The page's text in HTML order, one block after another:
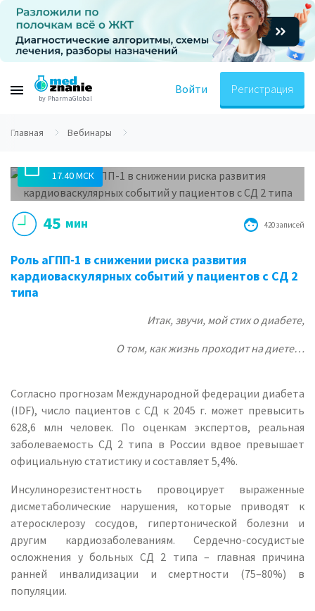
by PharmaGlobal
Войти Регистрация
Главная Вебинары
17.40 МСК
45 мин 420 записей
Роль аГПП-1 в снижении риска развития
кардиоваскулярных событий у пациентов с СД 2
типа
Итак, звучи, мой стих о диабете,
О том, как жизнь проходит на диете…
Согласно прогнозам Международной федерации диабета
(IDF), число пациентов с СД к 2045 г. может превысить
628,6 млн человек. По оценкам экспертов, реальная
заболеваемость СД 2 типа в России вдвое превышает
официальную статистику и составляет 5,4%.
Инсулинорезистентность провоцирует выраженные
дисметаболические нарушения, которые приводят к
атеросклерозу сосудов, гипертонической болезни и
другим кардиозаболеваниям. Сердечно-сосудистые
осложнения у больных СД 2 типа – главная причина
ранней инвалидизации и смертности (75–80%) в
популяции.